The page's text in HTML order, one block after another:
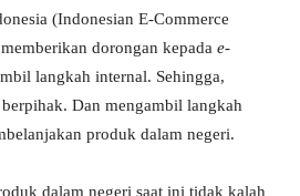
(Indonesian E-Commerce
dorongan kepada e-
langkah internal. Sehingga,
Dan mengambil langkah
produk dalam negeri.
dalam negeri saat ini tidak kalah